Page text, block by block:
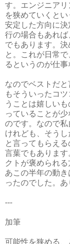
す。エンジニア
を狭めていくと
安定した方向に
行の場合もあれ
でもあります。
と。これが日常
るというのが仕事
なのでベストだ
もそういったコ
うことは嬉しい
っていることが
のです。なので
けれども、そう
と言ってもらえ
言葉でもありま
クトが褒められ
あこの半年の動
ったのでした。あ
---
加筆
可能性を狭める